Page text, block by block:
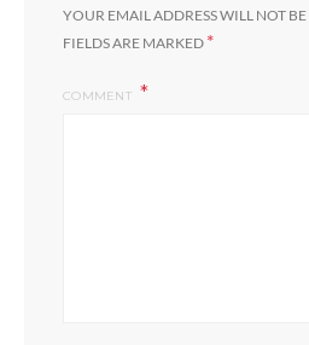
YOUR EMAIL ADDRESS WILL NOT
FIELDS ARE MARKED *
COMMENT